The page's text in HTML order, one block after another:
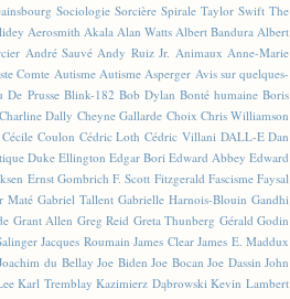
Sociologie Sorcière Spirale Taylor Swift The
Aerosmith Akala Alan Watts Albert Bandura Albert
André Sauvé Andy Ruiz Jr. Animaux Anne-Marie
Comte Autisme Autisme Asperger Avis sur quelques-
De Prusse Blink-182 Bob Dylan Bonté humaine Boris
Charline Dally Cheyne Gallarde Choix Chris Williamson
Cécile Coulon Cédric Loth Cédric Villani DALL-E Dan
Duke Ellington Edgar Bori Edward Abbey Edward
Ernst Gombrich F. Scott Fitzgerald Fascisme Faysal
Maté Gabriel Tallent Gabrielle Harnois-Blouin Gandhi
Grant Allen Greg Reid Greta Thunberg Gérald Godin
Jacques Roumain James Clear James E. Maddux
du Bellay Joe Biden Joe Bocan Joe Dassin John
Karl Tremblay Kazimierz Dąbrowski Kevin Lambert